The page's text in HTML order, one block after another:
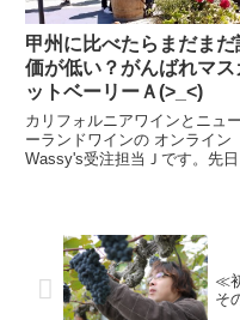
甲州に比べたらまだまだ
価が低い？がんばれマス
ットベーリーＡ(>_<)
カリフォルニアワインとニュ
ーランドワインの オンライン
Wassy's受注担当Ｊです。先日
りました。めちゃめちゃ晴天💦
い・・・ ワイン＆ぶどうの産
≪
そ